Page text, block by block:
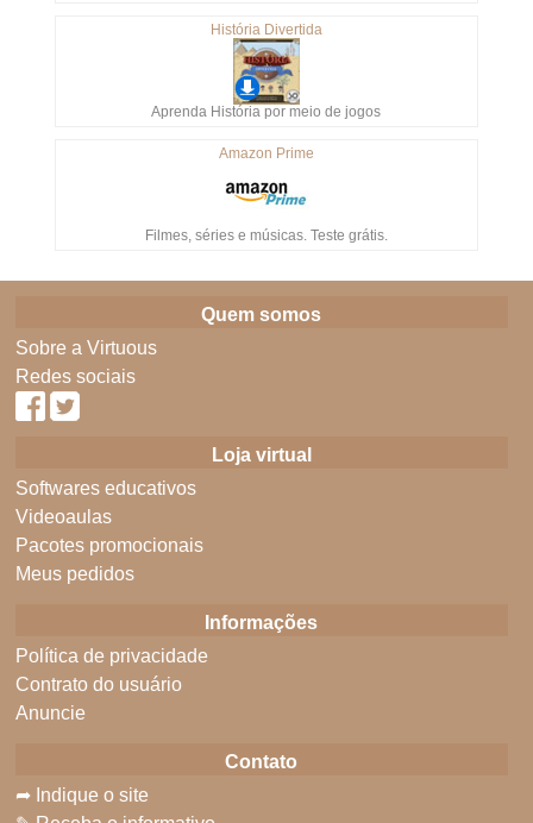
História Divertida
Aprenda História por meio de jogos
Amazon Prime
Filmes, séries e músicas. Teste grátis.
Quem somos
Sobre a Virtuous
Redes sociais
Loja virtual
Softwares educativos
Videoaulas
Pacotes promocionais
Meus pedidos
Informações
Política de privacidade
Contrato do usuário
Anuncie
Contato
➦ Indique o site